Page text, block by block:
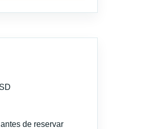
de reservar